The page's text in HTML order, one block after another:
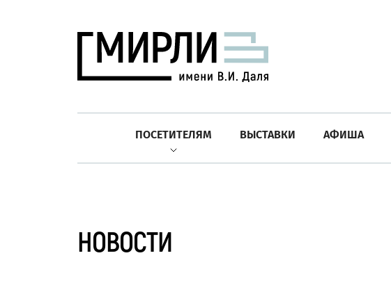
ПОСЕТИТЕЛЯМ ВЫСТАВКИ АФИША
НОВОСТИ